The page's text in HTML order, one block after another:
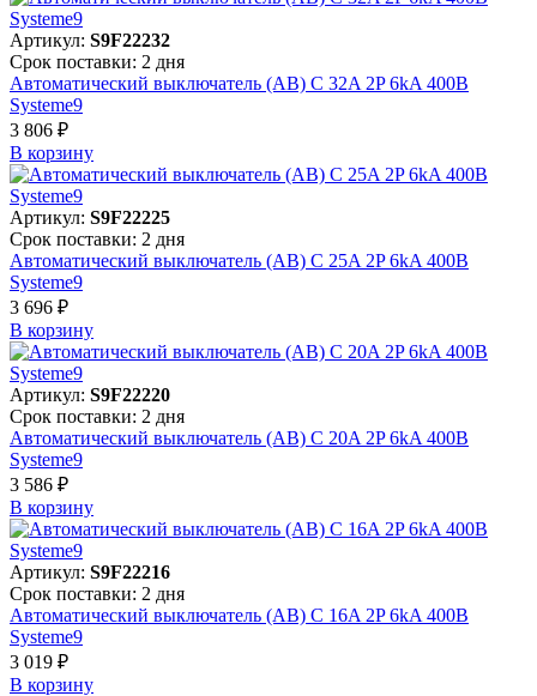
Артикул: S9F22232
Срок поставки: 2 дня
Автоматический выключатель (АВ) C 32A 2P 6kA 400В
Systeme9
3 806 ₽
В корзинy
Артикул: S9F22225
Срок поставки: 2 дня
Автоматический выключатель (АВ) C 25A 2P 6kA 400В
Systeme9
3 696 ₽
В корзинy
Артикул: S9F22220
Срок поставки: 2 дня
Автоматический выключатель (АВ) C 20A 2P 6kA 400В
Systeme9
3 586 ₽
В корзинy
Артикул: S9F22216
Срок поставки: 2 дня
Автоматический выключатель (АВ) C 16A 2P 6kA 400В
Systeme9
3 019 ₽
В корзинy